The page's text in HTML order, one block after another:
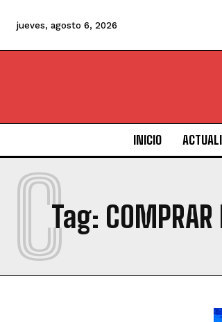
jueves, agosto 6, 2026
INICIO
Tag: COMPRAR
C